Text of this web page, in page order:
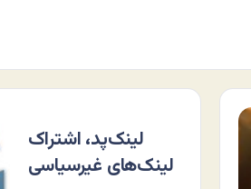
لینک‌پد، اشتراک
لینک‌های غیرسیاسی